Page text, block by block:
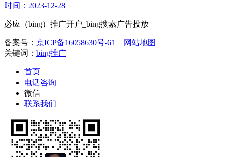
时间：2023-12-28
必应（bing）推广开户_bing搜索广告投放
备案号： 京ICP备16058630号-61
网站地图
关键词： bing推广
首页
电话咨询
微信
联系我们